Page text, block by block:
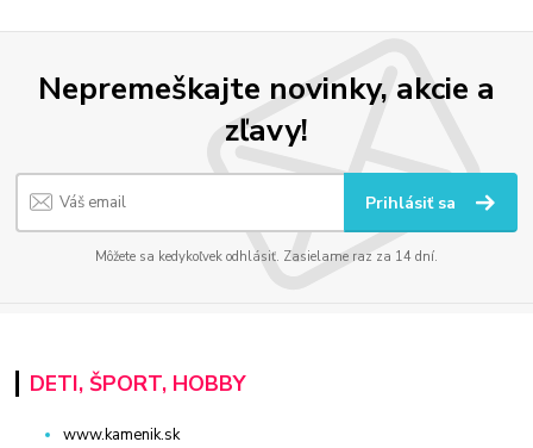
Nepremeškajte novinky, akcie a
zľavy!
Prihlásiť sa
Môžete sa kedykoľvek odhlásiť. Zasielame raz za 14 dní.
DETI, ŠPORT, HOBBY
www.kamenik.sk